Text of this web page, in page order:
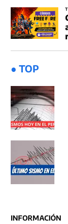
● TOP
INFORMACIÓN